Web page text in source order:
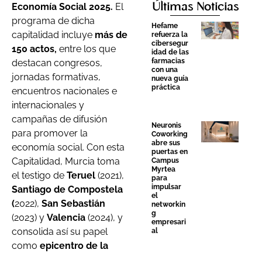
Economía Social 2025. El
programa de dicha
capitalidad incluye más de
150 actos, entre los que
destacan congresos,
jornadas formativas,
encuentros nacionales e
internacionales y
campañas de difusión
para promover la
economía social. Con esta
Capitalidad, Murcia toma
el testigo de Teruel (2021),
Santiago de Compostela
(2022), San Sebastián
(2023) y Valencia (2024), y
consolida así su papel
como epicentro de la
Últimas Noticias
Hefame
refuerza la
cibersegur
idad de las
farmacias
con una
nueva guía
práctica
Neuronis
Coworking
abre sus
puertas en
Campus
Myrtea
para
impulsar
el
networkin
g
empresari
al